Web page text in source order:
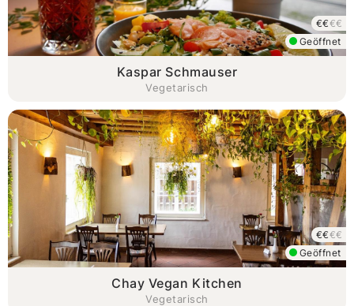
Kaspar Schmauser
Vegetarisch
Geöffnet
€€€€
Chay Vegan Kitchen
Vegetarisch
Geöffnet
€€€€